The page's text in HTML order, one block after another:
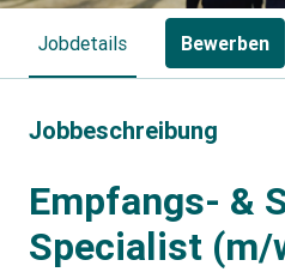
Jobdetails Bewerben
Jobbeschreibung
Empfangs- &
Specialist (m/